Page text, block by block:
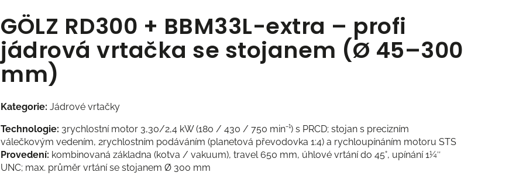
GÖLZ RD300 + BBM33L-extra – profi
jádrová vrtačka se stojanem (Ø 45–300
mm)
Kategorie: Jádrové vrtačky
Technologie: 3rychlostní motor 3,30/2,4 kW (180 / 430 / 750 min⁻¹) s PRCD; stojan s precizním
válečkovým vedením, 2rychlostním podáváním (planetová převodovka 1:4) a rychloupínáním motoru STS
Provedení: kombinovaná základna (kotva / vakuum), travel 650 mm, úhlové vrtání do 45°, upínání 1¼″
UNC; max. průměr vrtání se stojanem Ø 300 mm